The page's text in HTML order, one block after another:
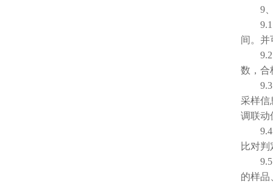
9、
9.1、
间。并
9.2、
数，合
9.3、
采样信
调联动
9.4、
比对
9.5、
的样品